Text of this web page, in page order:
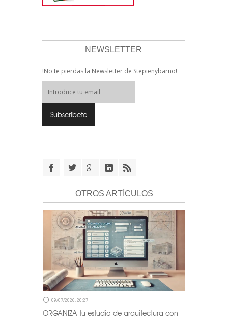
NEWSLETTER
!No te pierdas la Newsletter de Stepienybarno!
OTROS ARTÍCULOS
09/07/2026, 20:27
ORGANIZA tu estudio de arquitectura con